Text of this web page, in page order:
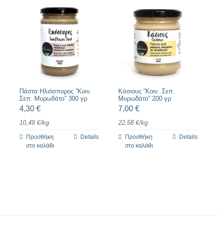
Πάστα Ηλιόσπορος ”Κοιν.
Σεπ. Μυρωδάτο” 300 γρ
4,30 €
10,49 €/kg
Προσθήκη
στο καλάθι
Details
Κάσιους ”Κοιν. Σεπ.
Μυρωδάτο” 200 γρ
7,00 €
22,58 €/kg
Προσθήκη
στο καλάθι
Details